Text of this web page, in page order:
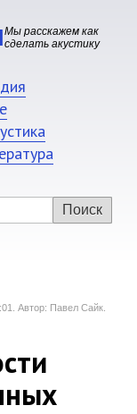
Мы расскажем как
сделать акустику
Автор: Павел Сайк.